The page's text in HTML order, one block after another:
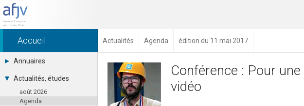
Accueil Actualités Agenda édition du 11 mai 2017
Annuaires
Toutes les sociétés (691)
Studios (418)
Editeurs (49)
Distributeurs (16)
Actualités, études
août 2026
Agenda
Conférence : Pour
vidéo